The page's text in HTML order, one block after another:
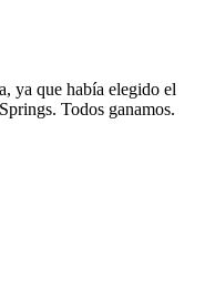
ya que había elegido el
Todos ganamos.